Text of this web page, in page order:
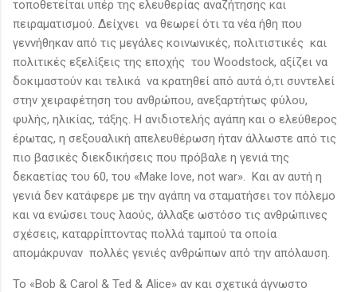
τοποθετείται υπέρ της ελευθερίας αναζήτησης και
πειραματισμού. Δείχνει να θεωρεί ότι τα νέα ήθη που
γεννήθηκαν από τις μεγάλες κοινωνικές, πολιτιστικές και
πολιτικές εξελίξεις της εποχής του Woodstock, αξίζει να
δοκιμαστούν και τελικά να κρατηθεί από αυτά ό,τι συντελεί
στην χειραφέτηση του ανθρώπου, ανεξαρτήτως φύλου,
φυλής, ηλικίας, τάξης. Η ανιδιοτελής αγάπη και ο ελεύθερος
έρωτας, η σεξουαλική απελευθέρωση ήταν άλλωστε από τις
πιο βασικές διεκδικήσεις που πρόβαλε η γενιά της
δεκαετίας του 60, του «Make love, not war». Και αν αυτή η
γενιά δεν κατάφερε με την αγάπη να σταματήσει τον πόλεμο
και να ενώσει τους λαούς, άλλαξε ωστόσο τις ανθρώπινες
σχέσεις, καταρρίπτοντας πολλά ταμπού τα οποία
απομάκρυναν πολλές γενιές ανθρώπων από την απόλαυση.
Το «Bob & Carol & Ted & Alice» αν και σχετικά άγνωστο